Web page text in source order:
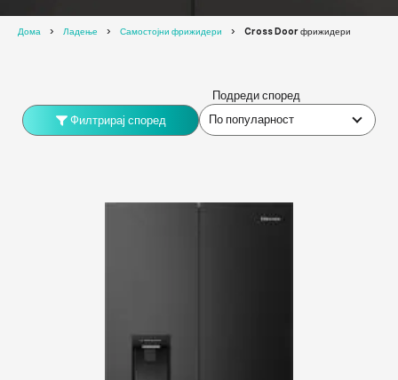
Дома Ладење Самостојни фрижидери Cross Door фрижидери
Филтрирај според
Подреди според
По популарност